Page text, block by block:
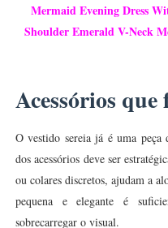
Mermaid Evening Dress
Shoulder Emerald V-Neck
Acessórios
O vestido sereia já é uma peça
dos acessórios deve ser
ou colares discretos, ajudam a
pequena e elegante é
sobrecarregar o visual.